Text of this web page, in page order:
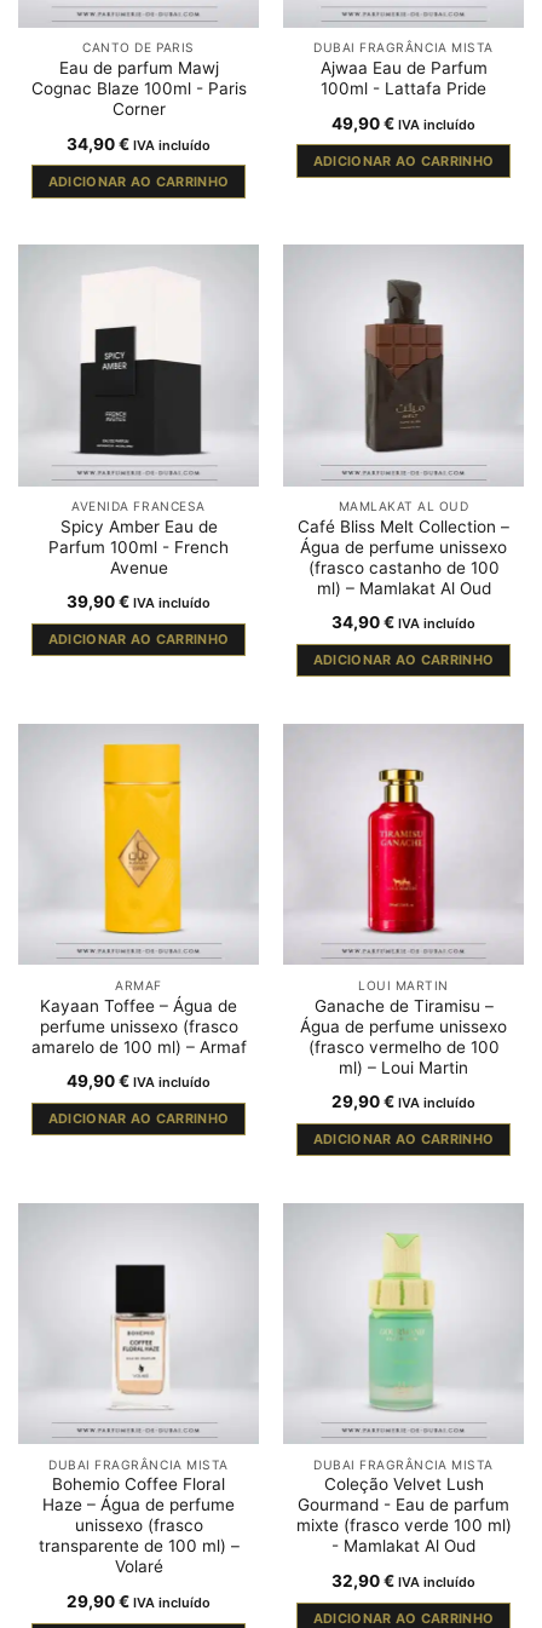
CANTO DE PARIS
Eau de parfum Mawj
Cognac Blaze 100ml - Paris
Corner
34,90€ IVA incluído
ADICIONAR AO CARRINHO
DUBAI FRAGRÂNCIA MISTA
Ajwaa Eau de Parfum
100ml - Lattafa Pride
49,90€ IVA incluído
ADICIONAR AO CARRINHO
AVENIDA FRANCESA
Spicy Amber Eau de
Parfum 100ml - French
Avenue
39,90€ IVA incluído
ADICIONAR AO CARRINHO
MAMLAKAT AL OUD
Café Bliss Melt Collection –
Água de perfume unissexo
(frasco castanho de 100
ml) – Mamlakat Al Oud
34,90€ IVA incluído
ADICIONAR AO CARRINHO
ARMAF
Kayaan Toffee – Água de
perfume unissexo (frasco
amarelo de 100 ml) – Armaf
49,90€ IVA incluído
ADICIONAR AO CARRINHO
LOUI MARTIN
Ganache de Tiramisu –
Água de perfume unissexo
(frasco vermelho de 100
ml) – Loui Martin
29,90€ IVA incluído
ADICIONAR AO CARRINHO
DUBAI FRAGRÂNCIA MISTA
Bohemio Coffee Floral
Haze – Água de perfume
unissexo (frasco
transparente de 100 ml) –
Volaré
29,90€ IVA incluído
DUBAI FRAGRÂNCIA MISTA
Coleção Velvet Lush
Gourmand - Eau de parfum
mixte (frasco verde 100 ml)
- Mamlakat Al Oud
32,90€ IVA incluído
ADICIONAR AO CARRINHO